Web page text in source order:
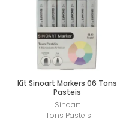
Kit Sinoart Markers 06 Tons
Pasteis
Sinoart
Tons Pasteis